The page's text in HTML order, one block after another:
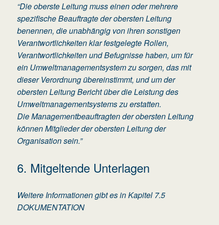
“Die oberste Leitung muss einen oder mehrere
spezifische Beauftragte der obersten Leitung
benennen, die unabhängig von ihren sonstigen
Verantwortlichkeiten klar festgelegte Rollen,
Verantwortlichkeiten und Befugnisse haben, um für
ein Umweltmanagementsystem zu sorgen, das mit
dieser Verordnung übereinstimmt, und um der
obersten Leitung Bericht über die Leistung des
Umweltmanagementsystems zu erstatten.
Die Managementbeauftragten der obersten Leitung
können Mitglieder der obersten Leitung der
Organisation sein.”
6. Mitgeltende Unterlagen
Weitere Informationen gibt es in Kapitel 7.5
DOKUMENTATION